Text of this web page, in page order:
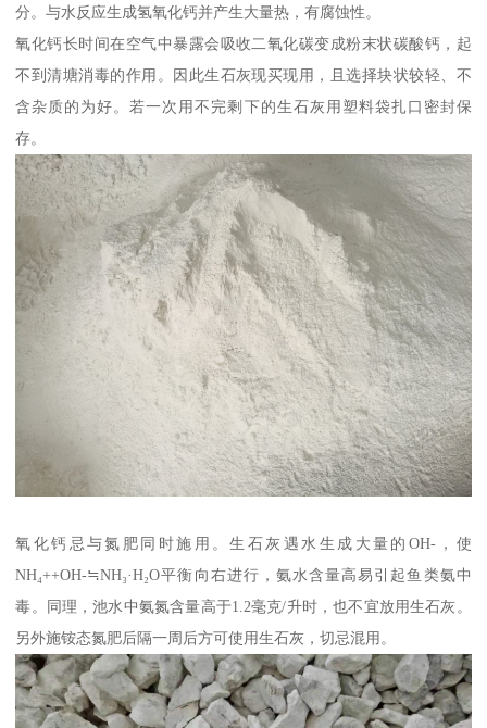
分。与水反应生成氢氧化钙并产生大量热，有腐蚀性。
氧化钙长时间在空气中暴露会吸收二氧化碳变成粉末状碳酸钙，起
不到清塘消毒的作用。因此生石灰现买现用，且选择块状较轻、不
含杂质的为好。若一次用不完剩下的生石灰用塑料袋扎口密封保
存。
氧化钙忌与氮肥同时施用。生石灰遇水生成大量的OH-，使
NH₄++OH-≒NH₃·H₂O平衡向右进行，氨水含量高易引起鱼类氨中
毒。同理，池水中氨氮含量高于1.2毫克/升时，也不宜放用生石灰。
另外施铵态氮肥后隔一周后方可使用生石灰，切忌混用。